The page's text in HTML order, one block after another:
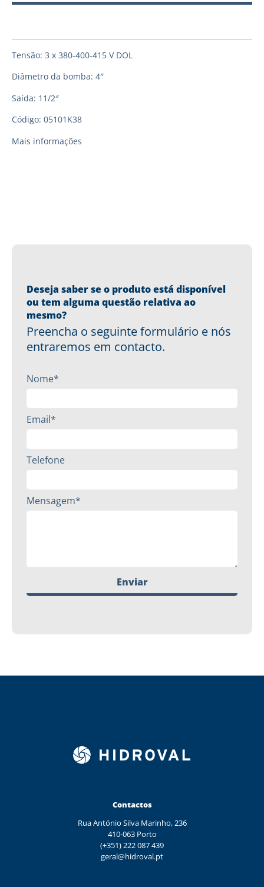
Tensão: 3 x 380-400-415 V DOL
Diâmetro da bomba: 4″
Saída: 11/2″
Código: 05101K38
Mais informações
Deseja saber se o produto está disponível
ou tem alguma questão relativa ao
mesmo?
Preencha o seguinte formulário e nós
entraremos em contacto.
Nome*
Email*
Telefone
Mensagem*
Enviar
Contactos
Rua António Silva Marinho, 236
410-063 Porto
(+351) 222 087 439
geral@hidroval.pt